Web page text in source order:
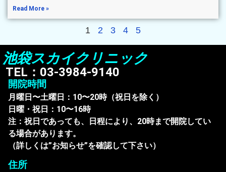
Read More »
1 2 3 4 5
池袋スカイクリニック
TEL：03-3984-9140
開院時間
月曜日〜土曜日：10〜20時（祝日を除く）
日曜・祝日：10〜16時
注：祝日であっても、日程により、20時まで開院してい
る場合があります。
（詳しくは”お知らせ”を確認して下さい）
住所